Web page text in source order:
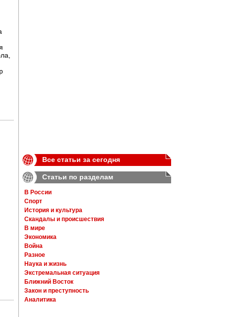
Все статьи за сегодня
Статьи по разделам
В России
Спорт
История и культура
Скандалы и происшествия
В мире
Экономика
Война
Разное
Наука и жизнь
Экстремальная ситуация
Ближний Восток
Закон и преступность
Аналитика